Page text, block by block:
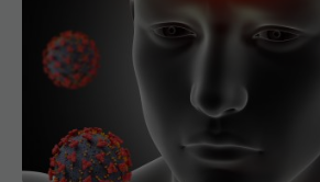
Long COVID, impact asupra
25 mai 2026, 14:52